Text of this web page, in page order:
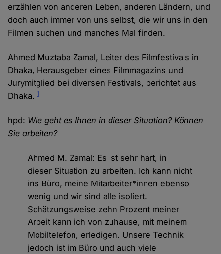
erzählen von anderen Leben, anderen Ländern, und
doch auch immer von uns selbst, die wir uns in den
Filmen suchen und manches Mal finden.
Ahmed Muztaba Zamal, Leiter des Filmfestivals in
Dhaka, Herausgeber eines Filmmagazins und
Jurymitglied bei diversen Festivals, berichtet aus
Dhaka.1
hpd: Wie geht es Ihnen in dieser Situation? Können
Sie arbeiten?
Ahmed M. Zamal: Es ist sehr hart, in
dieser Situation zu arbeiten. Ich kann nicht
ins Büro, meine Mitarbeiter*innen ebenso
wenig und wir sind alle isoliert.
Schätzungsweise zehn Prozent meiner
Arbeit kann ich von zuhause, mit meinem
Mobiltelefon, erledigen. Unsere Technik
jedoch ist im Büro und auch viele